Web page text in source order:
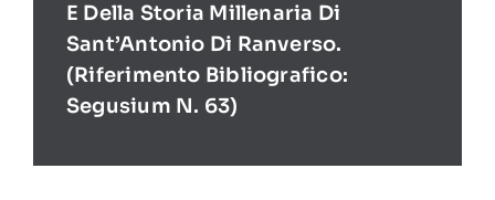
E Della Storia Millenaria Di
Sant’Antonio Di Ranverso.
(Riferimento Bibliografico:
Segusium N. 63)